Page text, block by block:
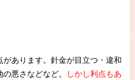
があります。針金が目立つ・違和
悪さなどなど。
しかし利点もあ